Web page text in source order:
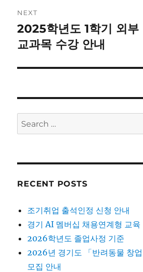
NEXT
Next
post:
2025학년도 1학기 외부
교과목 수강 안내
Search
for:
RECENT POSTS
조기취업 출석인정 신청 안내
경기 AI 멤버십 채용연계형 교육
2026학년도 졸업사정 기준
2026년 경기도 「반려동물 창
모집 안내